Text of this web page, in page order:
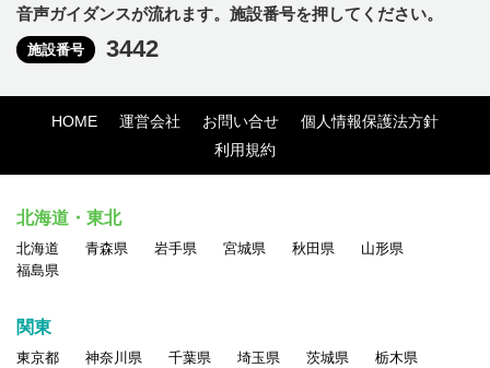
音声ガイダンスが流れます。施設番号を押してください。
施設番号 3442
HOME 運営会社 お問い合せ
個人情報保護法方針
利用規約
北海道・東北
北海道 青森県 岩手県 宮城県 秋田県
山形県
福島県
関東
東京都 神奈川県 千葉県 埼玉県 茨城県
栃木県